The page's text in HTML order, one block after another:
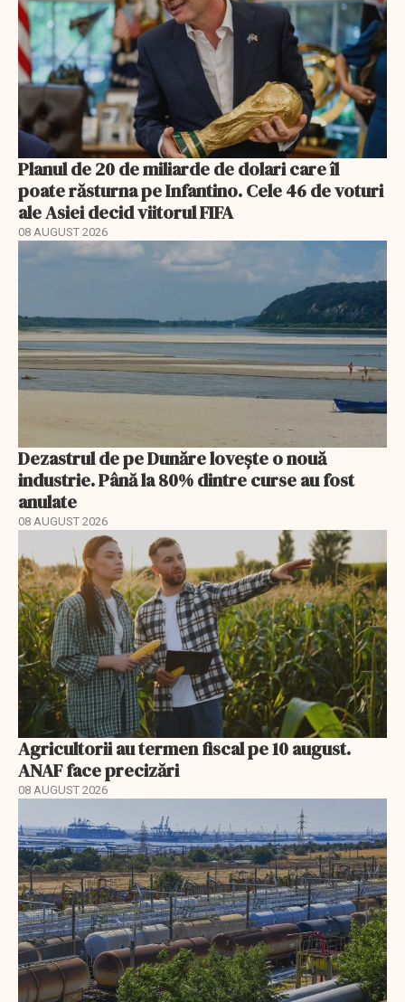
Planul de 20 de miliarde de dolari care îl
poate răsturna pe Infantino. Cele 46 de voturi
ale Asiei decid viitorul FIFA
08 AUGUST 2026
Dezastrul de pe Dunăre lovește o nouă
industrie. Până la 80% dintre curse au fost
anulate
08 AUGUST 2026
Agricultorii au termen fiscal pe 10 august.
ANAF face precizări
08 AUGUST 2026